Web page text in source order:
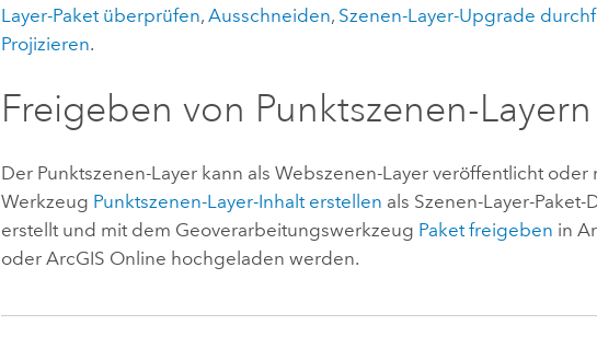
Layer-Paket überprüfen,Ausschneiden, Szenen-Layer-Upgrade
Projizieren.
Freigeben von Punktszenen-Layern
Der Punktszenen-Layer kann als Webszenen-Layer veröffentlicht oder
Werkzeug Punktszenen-Layer-Inhalt erstellen als Szenen-Layer-Paket-
erstellt und mit dem Geoverarbeitungswerkzeug Paket freigeben in
oderArcGIS Online hochgeladen werden.